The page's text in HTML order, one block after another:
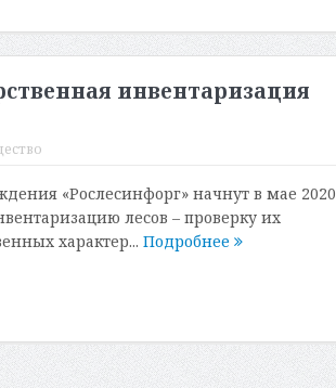
инвентаризация
«Рослесинфорг» начнут в мае 2020
лесов – проверку их
характер... Подробнее